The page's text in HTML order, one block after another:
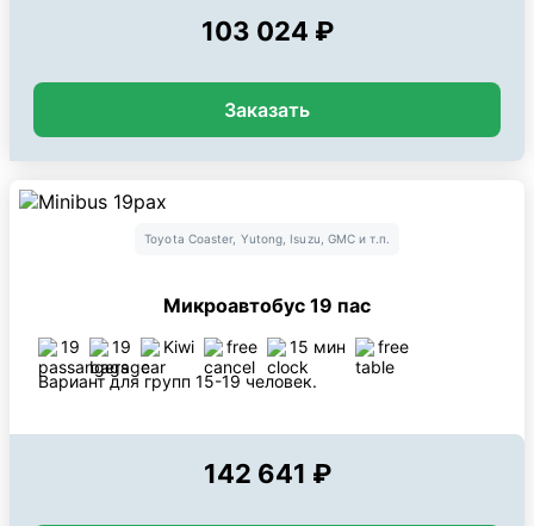
103 024 ₽
Заказать
Toyota Coaster, Yutong, Isuzu, GMC и т.п.
Микроавтобус 19 пас
19 19 Kiwi free 15 мин
free
Вариант для групп 15-19 человек.
142 641 ₽